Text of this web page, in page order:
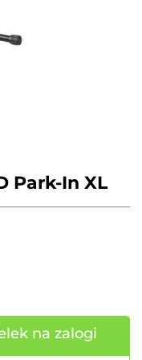
Park-In XL
na zalogi